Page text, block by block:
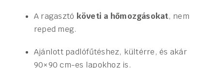
A ragasztó követi a hőmozgásokat, nem
reped meg.
Ajánlott padlófűtéshez, kültérre, és akár
90×90 cm-es lapokhoz is.